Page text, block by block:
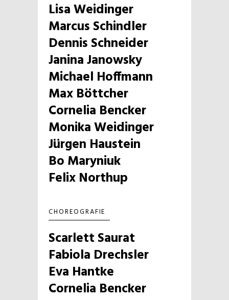
Lisa Weidinger
Marcus Schindler
Dennis Schneider
Janina Janowsky
Michael Hoffmann
Max Böttcher
Cornelia Bencker
Monika Weidinger
Jürgen Haustein
Bo Maryniuk
Felix Northup
CHOREOGRAFIE
Scarlett Saurat
Fabiola Drechsler
Eva Hantke
Cornelia Bencker